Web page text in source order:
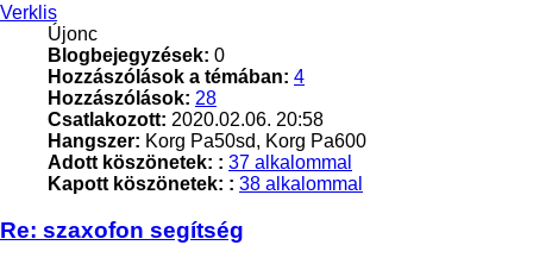
Verklis
Újonc
Blogbejegyzések: 0
Hozzászólások a témában: 4
Hozzászólások: 28
Csatlakozott: 2020.02.06. 20:58
Hangszer: Korg Pa50sd, Korg Pa600
Adott köszönetek: : 37 alkalommal
Kapott köszönetek: : 38 alkalommal
Re: szaxofon segítség